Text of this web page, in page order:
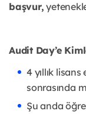
başvur,
Audit Day’e
4 yıllık
sonrasında
Şu anda